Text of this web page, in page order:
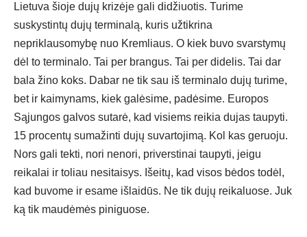
Lietuva šioje dujų krizėje gali didžiuotis. Turime
suskystintų dujų terminalą, kuris užtikrina
nepriklausomybę nuo Kremliaus. O kiek buvo svarstymų
dėl to terminalo. Tai per brangus. Tai per didelis. Tai dar
bala žino koks. Dabar ne tik sau iš terminalo dujų turime,
bet ir kaimynams, kiek galėsime, padėsime. Europos
Sąjungos galvos sutarė, kad visiems reikia dujas taupyti.
15 procentų sumažinti dujų suvartojimą. Kol kas geruoju.
Nors gali tekti, nori nenori, priverstinai taupyti, jeigu
reikalai ir toliau nesitaisys. Išeitų, kad visos bėdos todėl,
kad buvome ir esame išlaidūs. Ne tik dujų reikaluose. Juk
ką tik maudėmės piniguose.